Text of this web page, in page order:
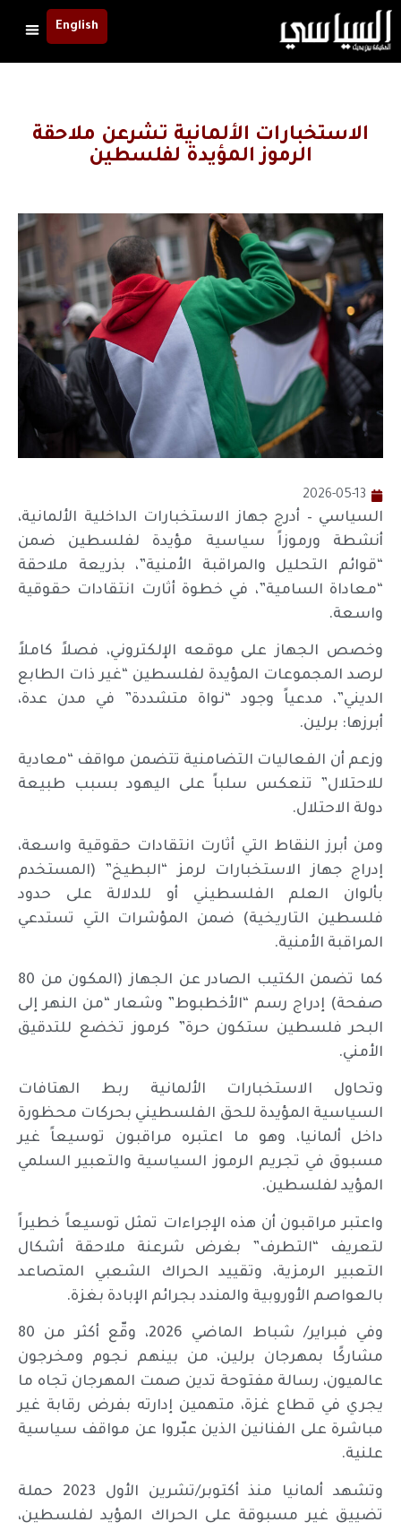
English
الاستخبارات الألمانية تشرعن ملاحقة
الرموز المؤيدة لفلسطين
2026-05-13
السياسي – أدرج جهاز الاستخبارات الداخلية الألمانية،
أنشطة ورموزاً سياسية مؤيدة لفلسطين ضمن
“قوائم التحليل والمراقبة الأمنية”، بذريعة ملاحقة
“معاداة السامية”، في خطوة أثارت انتقادات حقوقية
واسعة.
وخصص الجهاز على موقعه الإلكتروني، فصلاً كاملاً
لرصد المجموعات المؤيدة لفلسطين “غير ذات الطابع
الديني”، مدعياً وجود “نواة متشددة” في مدن عدة،
أبرزها: برلين.
وزعم أن الفعاليات التضامنية تتضمن مواقف “معادية
للاحتلال” تنعكس سلباً على اليهود بسبب طبيعة
دولة الاحتلال.
ومن أبرز النقاط التي أثارت انتقادات حقوقية واسعة،
إدراج جهاز الاستخبارات لرمز “البطيخ” (المستخدم
بألوان العلم الفلسطيني أو للدلالة على حدود
فلسطين التاريخية) ضمن المؤشرات التي تستدعي
المراقبة الأمنية.
كما تضمن الكتيب الصادر عن الجهاز (المكون من 80
صفحة) إدراج رسم “الأخطبوط” وشعار “من النهر إلى
البحر فلسطين ستكون حرة” كرموز تخضع للتدقيق
الأمني.
وتحاول الاستخبارات الألمانية ربط الهتافات
السياسية المؤيدة للحق الفلسطيني بحركات محظورة
داخل ألمانيا، وهو ما اعتبره مراقبون توسيعاً غير
مسبوق في تجريم الرموز السياسية والتعبير السلمي
المؤيد لفلسطين.
واعتبر مراقبون أن هذه الإجراءات تمثل توسيعاً خطيراً
لتعريف “التطرف” بغرض شرعنة ملاحقة أشكال
التعبير الرمزية، وتقييد الحراك الشعبي المتصاعد
بالعواصم الأوروبية والمندد بجرائم الإبادة بغزة.
وفي فبراير/ شباط الماضي 2026، وقّع أكثر من 80
مشاركًا بمهرجان برلين، من بينهم نجوم ومخرجون
عالميون، رسالة مفتوحة تدين صمت المهرجان تجاه ما
يجري في قطاع غزة، متهمين إدارته بفرض رقابة غير
مباشرة على الفنانين الذين عبّروا عن مواقف سياسية
علنية.
وتشهد ألمانيا منذ أكتوبر/تشرين الأول 2023 حملة
تضييق غير مسبوقة على الحراك المؤيد لفلسطين،